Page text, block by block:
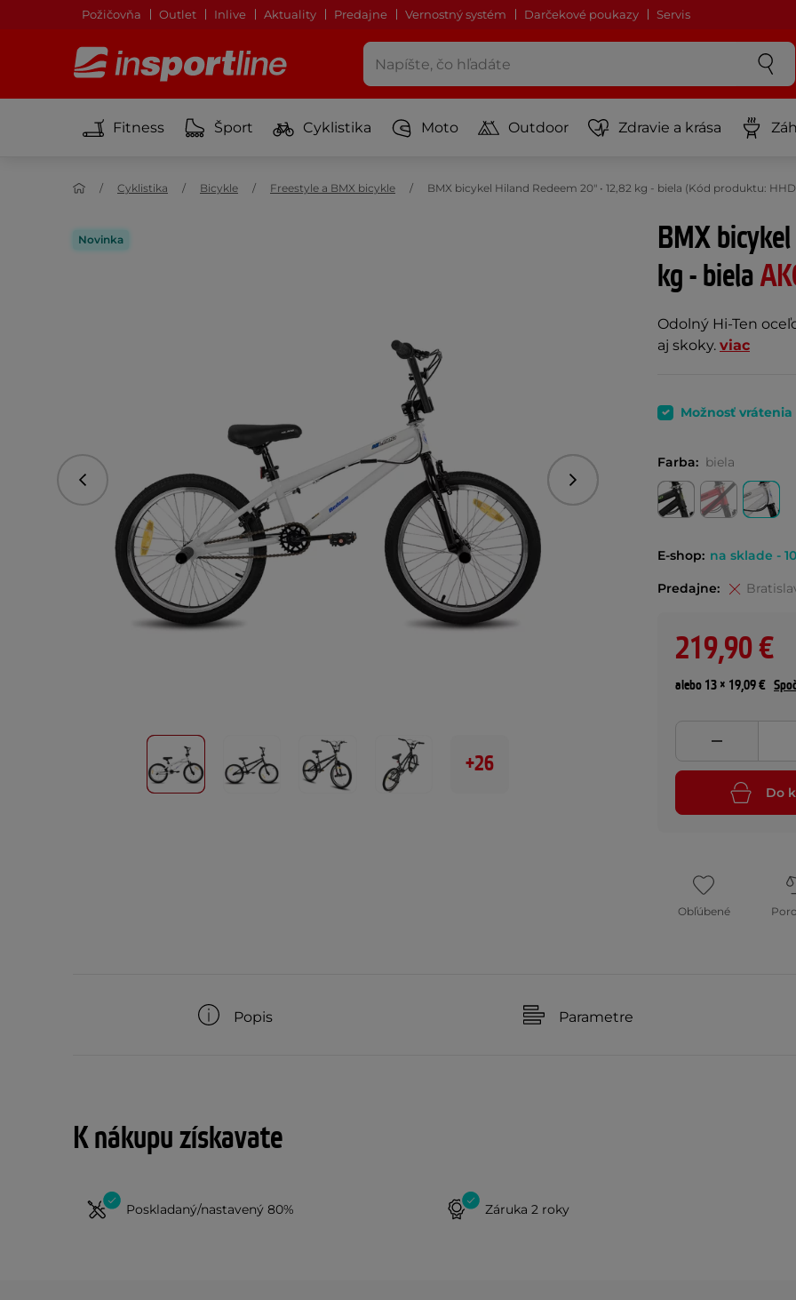
Požičovňa Outlet Inlive Aktuality Predajne Vernostný systém Darčekové poukazy Servis
Fitness Šport Cyklistika Moto Outdoor Zdravie a krása
Cyklistika Bicykle Freestyle a BMX bicykle BMX bicykel Hiland Redeem 20" • 12,82 kg - biela (Kód produktu:
BMX
kg - biela
Odolný Hi-Ten
aj skoky. viac
Novinka
Predchádzajúce Nasledujúce
+26
Možnosť
Farba: biela
E-shop: na sklade -
Predajne:
219,90 €
alebo 13 × 19,09 €
Do
Obľúbené
Popis Parametre
K nákupu získavate
Poskladaný/nastavený 80% Záruka 2 roky